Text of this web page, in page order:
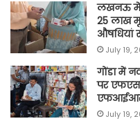
लखनऊ में
25 लाख
औषधियां
July 19,
गोंडा में
पर
एफआईआर
July 19,